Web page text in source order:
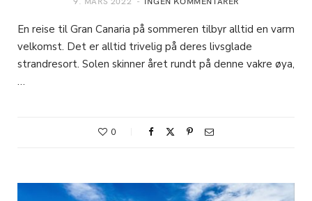
En reise til Gran Canaria på sommeren tilbyr alltid en varm
velkomst. Det er alltid trivelig på deres livsglade
strandresort. Solen skinner året rundt på denne vakre øya,
…
0